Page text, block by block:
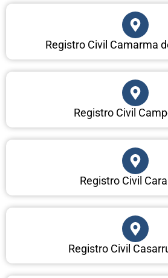
Registro Civil Camarma
Registro Civil
Registro Civil
Registro Civil